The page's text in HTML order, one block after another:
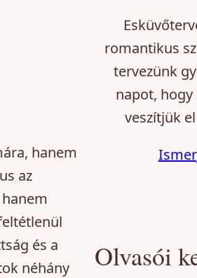
hanem
az
és a
néhány
romantikus
tervezünk
napot, hogy
veszítjük
Olvasói